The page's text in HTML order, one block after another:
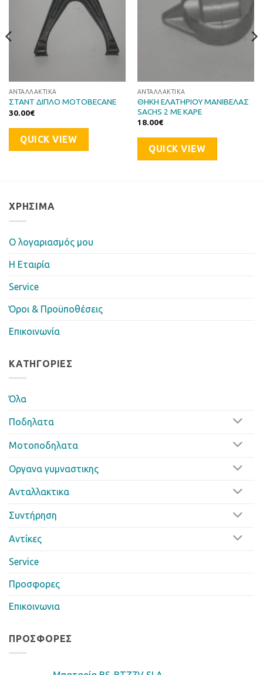
ΑΝΤΑΛΛΑΚΤΙΚΆ
ΣΤΑΝΤ ΔΙΠΛΟ MOTOBECANE
30.00€
QUICK VIEW
ΑΝΤΑΛΛΑΚΤΙΚΆ
ΘΗΚΗ ΕΛΑΤΗΡΙΟΥ ΜΑΝΙΒΕΛΑΣ
SACHS 2 ΜΕ ΚΑΡΕ
18.00€
QUICK VIEW
ΧΡΉΣΙΜΑ
Ο λογαριασμός μου
Η Eταιρία
Service
Όροι & Προϋποθέσεις
Επικοινωνία
ΚΑΤΗΓΟΡΊΕΣ
Όλα
Ποδηλατα
Μοτοποδηλατα
Οργανα γυμναστικης
Ανταλλακτικα
Συντήρηση
Αντίκες
Service
Προσφορες
Επικοινωνια
ΠΡΟΣΦΟΡΈΣ